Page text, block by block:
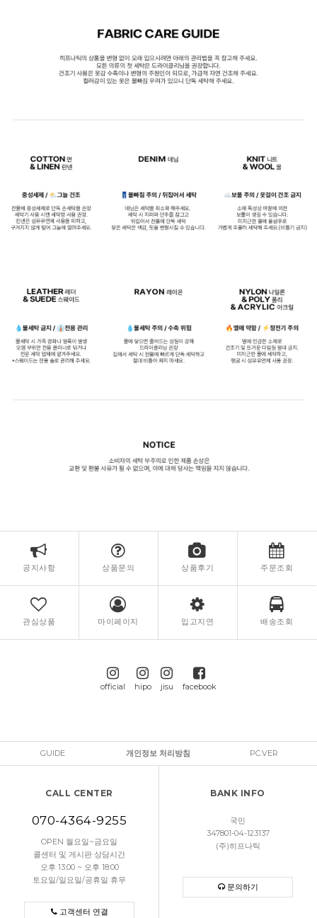
공지사항 상품문의 상품후기 주문조회
관심상품 마이페이지 입고지연 배송조회
official hipo jisu facebook
GUIDE 개인정보 처리방침 PC.VER
CALL CENTER
070-4364-9255
OPEN 월요일~금요일
콜센터 및 게시판 상담시간
오후 13:00 ~ 오후 18:00
토요일/일요일/공휴일 휴무
고객센터 연결
BANK INFO
국민
347801-04-123137
(주)히프나틱
문의하기